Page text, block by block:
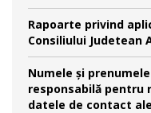
Rapoarte privind
Consiliului Judetean
Numele şi
responsabilă pentru
datele de contact